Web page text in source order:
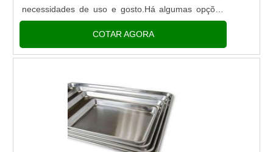
necessidades de uso e gosto.Há algumas opções
de modelo para ampliar o uso, e ela pode ser
composta por alguns detalhes que tornam o uso um
pouco mais segmentado, por exemplo, travas de
antiderrapantes feitos em borracha entre outros,
proporcionando mais vantagens de uso.AS
VANTAGENS E FUNCIONALIDADES DA ESCADA O
material é extremamente resistente aos mais
variados fatores, e além disso, é extremamente
COTAR AGORA